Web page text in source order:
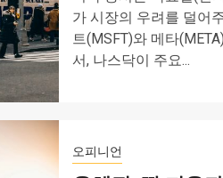
가 시장의 우려를 덜어
트(MSFT)와 메타
서, 나스닥이 주요...
오피니언